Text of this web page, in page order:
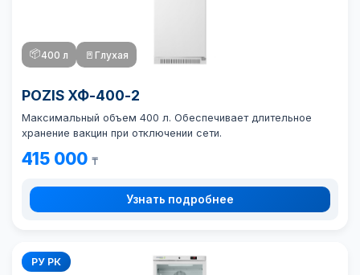
📦400 л 🚪 Глухая
POZIS ХФ-400-2
Максимальный объем 400 л. Обеспечивает длительное
хранение вакцин при отключении сети.
415 000 ₸
Узнать подробнее
РУ РК